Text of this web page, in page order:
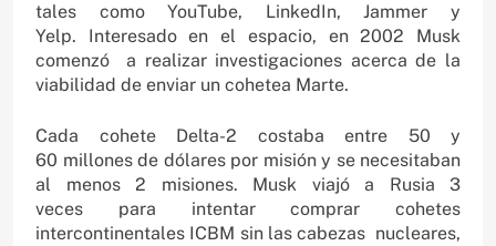
tales como YouTube, LinkedIn, Jammer y
Yelp. Interesado en el espacio, en 2002 Musk
comenzó a realizar investigaciones acerca de la
viabilidad de enviar un cohetea Marte.
Cada cohete Delta-2 costaba entre 50 y
60 millones de dólares por misión y se necesitaban
al menos 2 misiones. Musk viajó a Rusia 3
veces para intentar comprar cohetes
intercontinentales ICBM sin las cabezas nucleares,